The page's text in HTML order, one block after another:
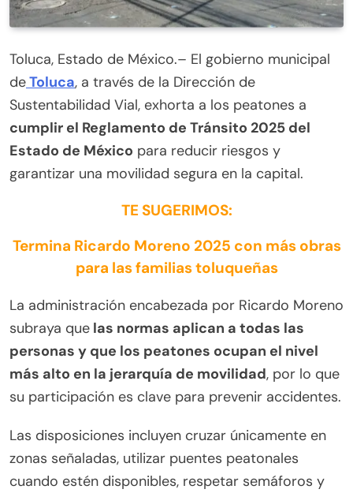
Toluca, Estado de México.– El gobierno municipal
deToluca, a través de la Dirección de
Sustentabilidad Vial, exhorta a los peatones a
cumplir el Reglamento de Tránsito 2025 del
Estado de México para reducir riesgos y
garantizar una movilidad segura en la capital.
TE SUGERIMOS:
Termina Ricardo Moreno 2025 con más obras
para las familias toluqueñas
La administración encabezada por Ricardo Moreno
subraya que las normas aplican a todas las
personas y que los peatones ocupan el nivel
más alto en la jerarquía de movilidad, por lo que
su participación es clave para prevenir accidentes.
Las disposiciones incluyen cruzar únicamente en
zonas señaladas, utilizar puentes peatonales
cuando estén disponibles, respetar semáforos y